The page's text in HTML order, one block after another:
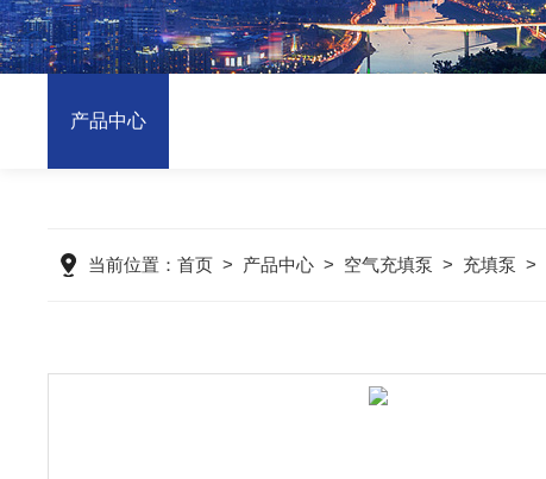
产品中心
当前位置：首页 > 产品中心 > 空气充填泵 > 充填泵 >